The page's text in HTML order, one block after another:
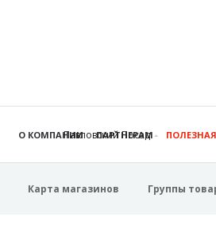
Павловский Посад
О КОМПАНИИ ПАРТНЕРАМ
Карта магазинов Группы